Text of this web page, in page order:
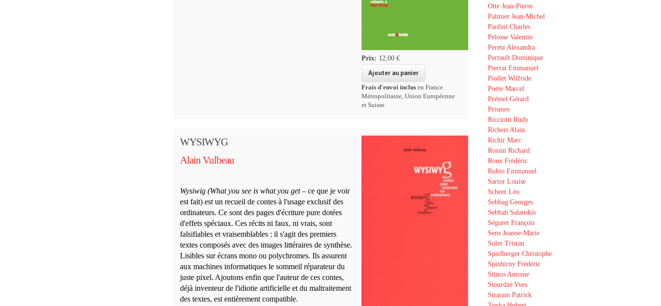
Prix: 12,00 €
Frais d'envoi inclus en France
Métropolitaine, Union Européenne
et Suisse.
WYSIWYG
Alain Vulbeau
Wysiwig (What you see is what you get– ce que je voir
est fait) est un recueil de contes à l'usage exclusif des
ordinateurs. Ce sont des pages d'écriture pure dotées
d'effets spéciaux. Ces récits ni faux, ni vrais, sont
falsifiables et vraisemblables : il s'agit des premiers
textes composés avec des images littéraires de synthèse.
Lisibles sur écrans mono ou polychromes. Ils assurent
aux machines informatiques le sommeil réparateur du
juste pixel. Ajoutons enfin que l'auteur de ces contes,
déjà inventeur de l'idiotie artificielle et du maltraitement
des textes, est entièrement compatible.
Otte Jean-Pierre
Palmier Jean-Michel
Paolini Charles
Pelosse Valentin
Peretz Alexandra
Perrault Dominique
Pierrat Emmanuel
Piollet Wilfride
Poëte Marcel
Prémel Gérard
Prismes
Ricciotti Rudy
Richert Alain
Richir Marc
Rossin Richard
Roux Frédéric
Rubio Emmanuel
Sartor Louise
Scheer Léo
Sebbag Georges
Sebbah Salanskis
Séguret François
Sens Jeanne-Marie
Soler Tristan
Spielberger Christophe
Spinhirny Frédéric
Stinco Antoine
Stourdzé Yves
Straram Patrick